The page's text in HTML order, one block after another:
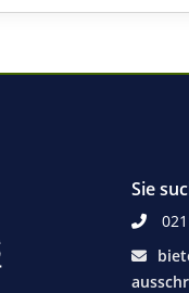
Sie